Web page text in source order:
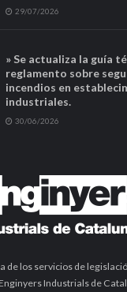
29/07/2026
» Se actualiza la guía
reglamento sobre
incendios en
industriales.
30/06/2026
de los servicios de
Industrials de